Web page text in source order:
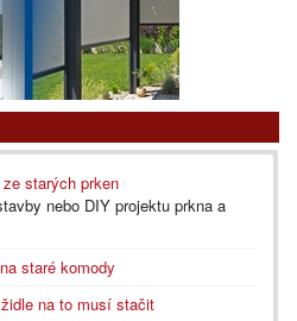
starých prken
nebo DIY projektu prkna a
staré komody
na to musí stačit